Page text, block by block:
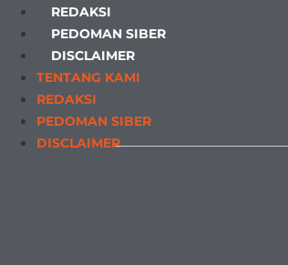
REDAKSI
PEDOMAN SIBER
DISCLAIMER
TENTANG KAMI
REDAKSI
PEDOMAN SIBER
DISCLAIMER